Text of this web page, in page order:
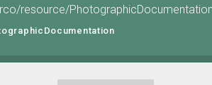
resource/